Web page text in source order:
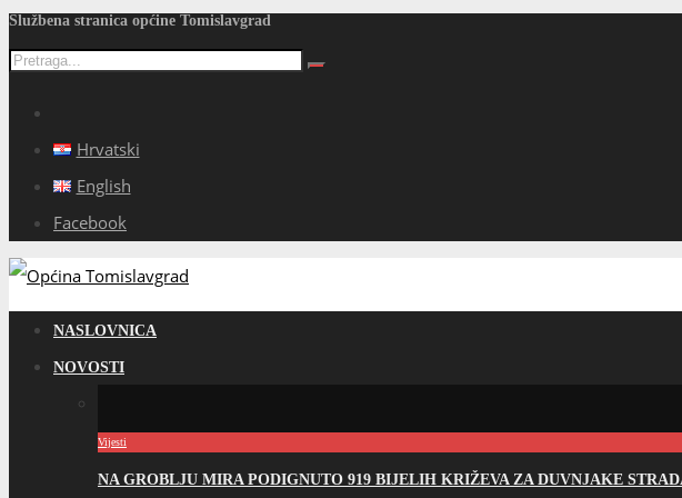
Službena stranica općine Tomislavgrad
Hrvatski
English
Facebook
NASLOVNICA
NOVOSTI
Vijesti
NA GROBLJU MIRA PODIGNUTO 919 BIJELIH KRIŽEVA ZA DUVNJAKE